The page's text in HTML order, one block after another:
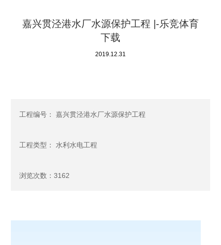
嘉兴贯泾港水厂水源保护工程 |-乐竞体育
下载
2019.12.31
工程编号： 嘉兴贯泾港水厂水源保护工程
工程类型： 水利水电工程
浏览次数：3162